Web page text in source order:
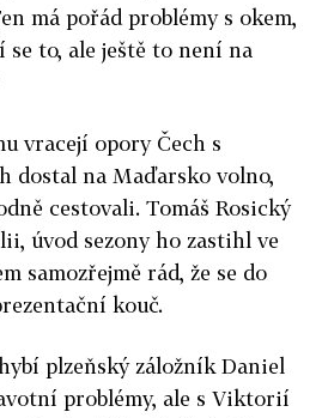
má pořád problémy s okem,
se to, ale ještě to není na
vracejí opory Čech s
dostal na Maďarsko volno,
cestovali. Tomáš Rosický
úvod sezony ho zastihl ve
samozřejmě rád, že se do
kouč.
plzeňský záložník Daniel
problémy, ale s Viktorií